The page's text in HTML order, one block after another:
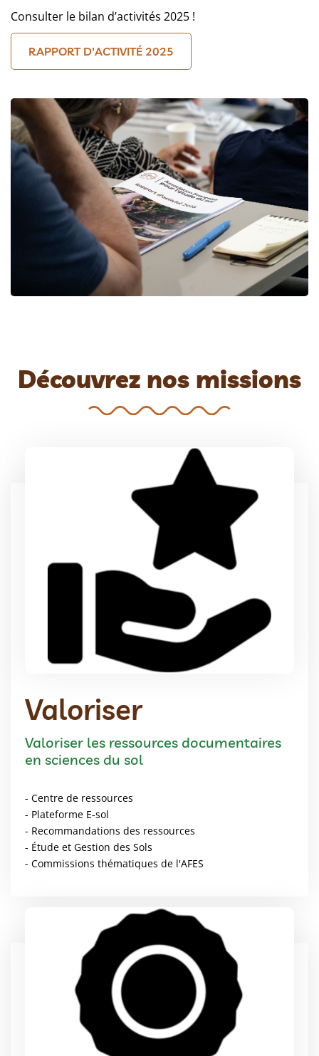
Consulter le bilan d’activités 2025 !
RAPPORT D'ACTIVITÉ 2025
Découvrez nos missions
Valoriser
Valoriser les ressources documentaires
en sciences du sol
- Centre de ressources
- Plateforme E-sol
- Recommandations des ressources
- Étude et Gestion des Sols
- Commissions thématiques de l'AFES